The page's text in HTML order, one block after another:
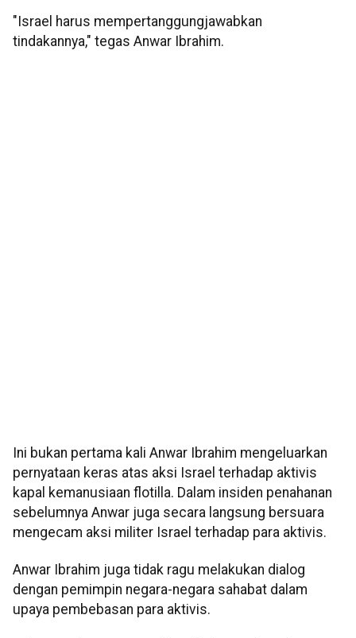
"Israel harus mempertanggungjawabkan
tindakannya," tegas Anwar Ibrahim.
Ini bukan pertama kali Anwar Ibrahim mengeluarkan
pernyataan keras atas aksi Israel terhadap aktivis
kapal kemanusiaan flotilla. Dalam insiden penahanan
sebelumnya Anwar juga secara langsung bersuara
mengecam aksi militer Israel terhadap para aktivis.
Anwar Ibrahim juga tidak ragu melakukan dialog
dengan pemimpin negara-negara sahabat dalam
upaya pembebasan para aktivis.